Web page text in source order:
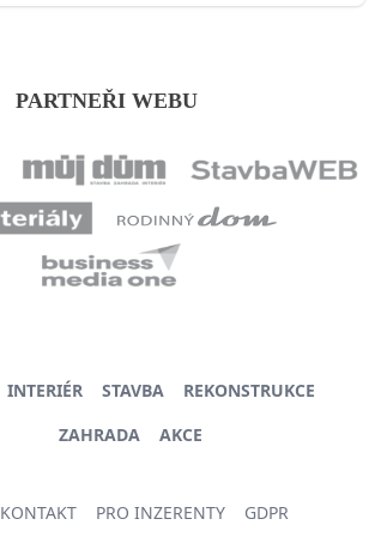
PARTNEŘI WEBU
INTERIÉR STAVBA
REKONSTRUKCE
ZAHRADA
AKCE
KONTAKT PRO INZERENTY GDPR